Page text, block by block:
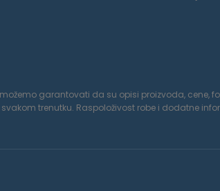
garantovati da su opisi proizvoda, cene,
trenutku. Raspoloživost robe i dodatne